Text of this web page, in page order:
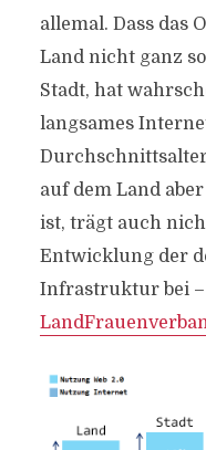
allemal. Dass das
Land nicht ganz
Stadt, hat
langsames
Durchschnittsalter
auf dem Land
ist, trägt auch
Entwicklung der
Infrastruktur bei –